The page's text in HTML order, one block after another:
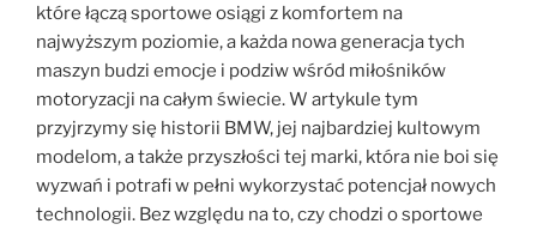
które łączą sportowe osiągi z komfortem na
najwyższym poziomie, a każda nowa generacja tych
maszyn budzi emocje i podziw wśród miłośników
motoryzacji na całym świecie. W artykule tym
przyjrzymy się historii BMW, jej najbardziej kultowym
modelom, a także przyszłości tej marki, która nie boi się
wyzwań i potrafi w pełni wykorzystać potencjał nowych
technologii. Bez względu na to, czy chodzi o sportowe